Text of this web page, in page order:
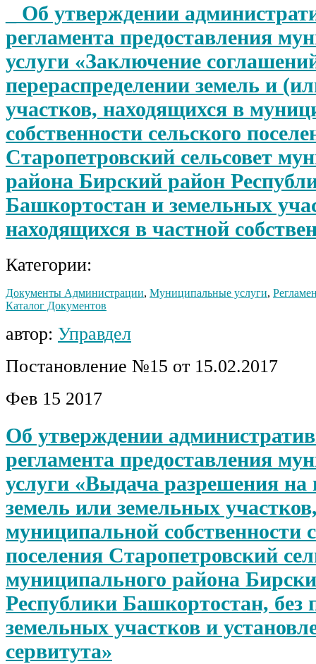
_ Об утверждении
регламента предоставления
услуги «Заключение
перераспределении земель и
участков, находящихся в
собственности сельского
Старопетровский сельсовет
района Бирский район
Башкортостан и земельных
находящихся в частной
Категории:
Документы Администрации, Муниципальные услуги,
Каталог Документов
автор: Управдел
Постановление №15 от 15.02.2017
Фев 15 2017
Об утверждении
регламента предоставления
услуги «Выдача разрешения на
земель или земельных
муниципальной собственности
поселения Старопетровский
муниципального района
Республики Башкортостан, без
земельных участков и
сервитута»